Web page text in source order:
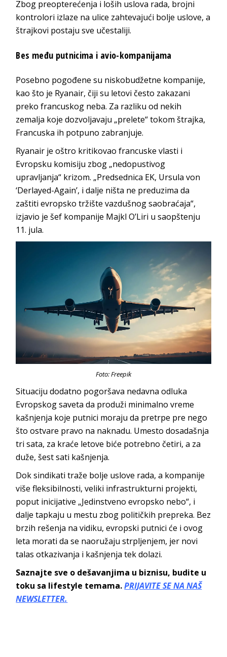
Zbog preopterećenja i loših uslova rada, brojni
kontrolori izlaze na ulice zahtevajući bolje uslove, a
štrajkovi postaju sve učestaliji.
Bes među putnicima i avio-kompanijama
Posebno pogođene su niskobudžetne kompanije,
kao što je Ryanair, čiji su letovi često zakazani
preko francuskog neba. Za razliku od nekih
zemalja koje dozvoljavaju „prelete“ tokom štrajka,
Francuska ih potpuno zabranjuje.
Ryanair je oštro kritikovao francuske vlasti i
Evropsku komisiju zbog „nedopustivog
upravljanja“ krizom. „Predsednica EK, Ursula von
‘Derlayed-Again’, i dalje ništa ne preduzima da
zaštiti evropsko tržište vazdušnog saobraćaja“,
izjavio je šef kompanije Majkl O’Liri u saopštenju
11. jula.
Foto: Freepik
Situaciju dodatno pogoršava nedavna odluka
Evropskog saveta da produži minimalno vreme
kašnjenja koje putnici moraju da pretrpe pre nego
što ostvare pravo na naknadu. Umesto dosadašnja
tri sata, za kraće letove biće potrebno četiri, a za
duže, šest sati kašnjenja.
Dok sindikati traže bolje uslove rada, a kompanije
više fleksibilnosti, veliki infrastrukturni projekti,
poput inicijative „Jedinstveno evropsko nebo“, i
dalje tapkaju u mestu zbog političkih prepreka. Bez
brzih rešenja na vidiku, evropski putnici će i ovog
leta morati da se naoružaju strpljenjem, jer novi
talas otkazivanja i kašnjenja tek dolazi.
Saznajte sve o dešavanjima u biznisu, budite u
toku sa lifestyle temama.PRIJAVITE SE NA NAŠ
NEWSLETTER.